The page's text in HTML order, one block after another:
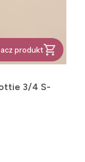
produkt
3/4 S-